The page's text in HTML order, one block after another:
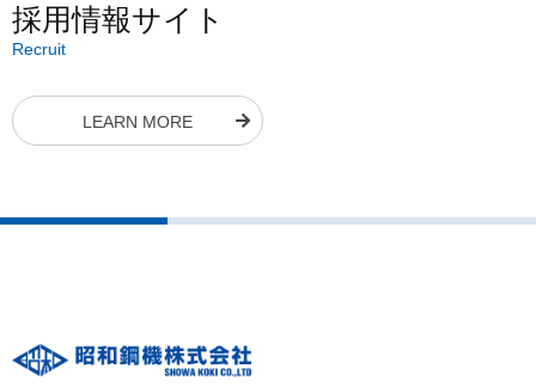
採用情報サイト
Recruit
LEARN MORE